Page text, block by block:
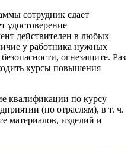
сотрудник сдает
удостоверение
действителен в любых
у работника нужных
огнезащите. Раз
курсы повышения
квалификации по курсу
(по отраслям), в т. ч.
материалов, изделий и